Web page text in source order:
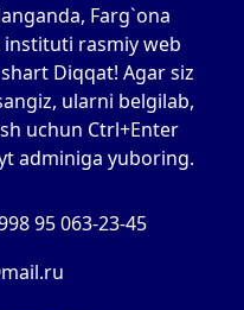
Farg`ona
rasmiy web
Diqqat! Agar siz
ularni belgilab,
uchun Ctrl+Enter
adminiga yuboring.
95 063-23-45